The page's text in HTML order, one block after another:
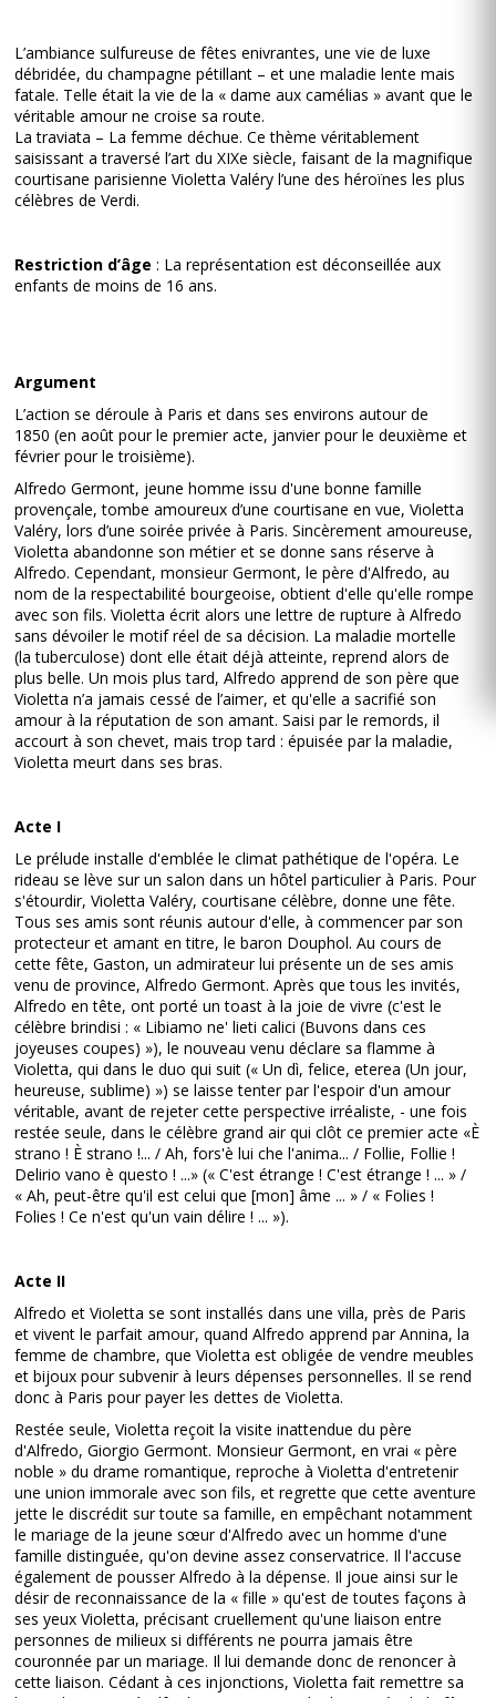
L’ambiance sulfureuse de fêtes enivrantes, une vie de luxe
débridée, du champagne pétillant – et une maladie lente mais
fatale. Telle était la vie de la « dame aux camélias » avant que le
véritable amour ne croise sa route.
La traviata – La femme déchue. Ce thème véritablement
saisissant a traversé l’art du XIXe siècle, faisant de la magnifique
courtisane parisienne Violetta Valéry l’une des héroïnes les plus
célèbres de Verdi.
Restriction d’âge : La représentation est déconseillée aux
enfants de moins de 16 ans.
Argument
L’action se déroule à Paris et dans ses environs autour de
1850 (en août pour le premier acte, janvier pour le deuxième et
février pour le troisième).
Alfredo Germont, jeune homme issu d'une bonne famille
provençale, tombe amoureux d’une courtisane en vue, Violetta
Valéry, lors d’une soirée privée à Paris. Sincèrement amoureuse,
Violetta abandonne son métier et se donne sans réserve à
Alfredo. Cependant, monsieur Germont, le père d'Alfredo, au
nom de la respectabilité bourgeoise, obtient d'elle qu'elle rompe
avec son fils. Violetta écrit alors une lettre de rupture à Alfredo
sans dévoiler le motif réel de sa décision. La maladie mortelle
(la tuberculose) dont elle était déjà atteinte, reprend alors de
plus belle. Un mois plus tard, Alfredo apprend de son père que
Violetta n’a jamais cessé de l’aimer, et qu'elle a sacrifié son
amour à la réputation de son amant. Saisi par le remords, il
accourt à son chevet, mais trop tard : épuisée par la maladie,
Violetta meurt dans ses bras.
Acte I
Le prélude installe d'emblée le climat pathétique de l'opéra. Le
rideau se lève sur un salon dans un hôtel particulier à Paris. Pour
s'étourdir, Violetta Valéry, courtisane célèbre, donne une fête.
Tous ses amis sont réunis autour d'elle, à commencer par son
protecteur et amant en titre, le baron Douphol. Au cours de
cette fête, Gaston, un admirateur lui présente un de ses amis
venu de province, Alfredo Germont. Après que tous les invités,
Alfredo en tête, ont porté un toast à la joie de vivre (c'est le
célèbre brindisi : « Libiamo ne' lieti calici (Buvons dans ces
joyeuses coupes) »), le nouveau venu déclare sa flamme à
Violetta, qui dans le duo qui suit (« Un dì, felice, eterea (Un jour,
heureuse, sublime) ») se laisse tenter par l'espoir d'un amour
véritable, avant de rejeter cette perspective irréaliste, - une fois
restée seule, dans le célèbre grand air qui clôt ce premier acte «È
strano ! È strano !... / Ah, fors'è lui che l'anima... / Follie, Follie !
Delirio vano è questo ! ...» (« C'est étrange ! C'est étrange ! ... » /
« Ah, peut-être qu'il est celui que [mon] âme ... » / « Folies !
Folies ! Ce n'est qu'un vain délire ! ... »).
Acte II
Alfredo et Violetta se sont installés dans une villa, près de Paris
et vivent le parfait amour, quand Alfredo apprend par Annina, la
femme de chambre, que Violetta est obligée de vendre meubles
et bijoux pour subvenir à leurs dépenses personnelles. Il se rend
donc à Paris pour payer les dettes de Violetta.
Restée seule, Violetta reçoit la visite inattendue du père
d'Alfredo, Giorgio Germont. Monsieur Germont, en vrai « père
noble » du drame romantique, reproche à Violetta d'entretenir
une union immorale avec son fils, et regrette que cette aventure
jette le discrédit sur toute sa famille, en empêchant notamment
le mariage de la jeune sœur d'Alfredo avec un homme d'une
famille distinguée, qu'on devine assez conservatrice. Il l'accuse
également de pousser Alfredo à la dépense. Il joue ainsi sur le
désir de reconnaissance de la « fille » qu'est de toutes façons à
ses yeux Violetta, précisant cruellement qu'une liaison entre
personnes de milieux si différents ne pourra jamais être
couronnée par un mariage. Il lui demande donc de renoncer à
cette liaison. Cédant à ces injonctions, Violetta fait remettre sa